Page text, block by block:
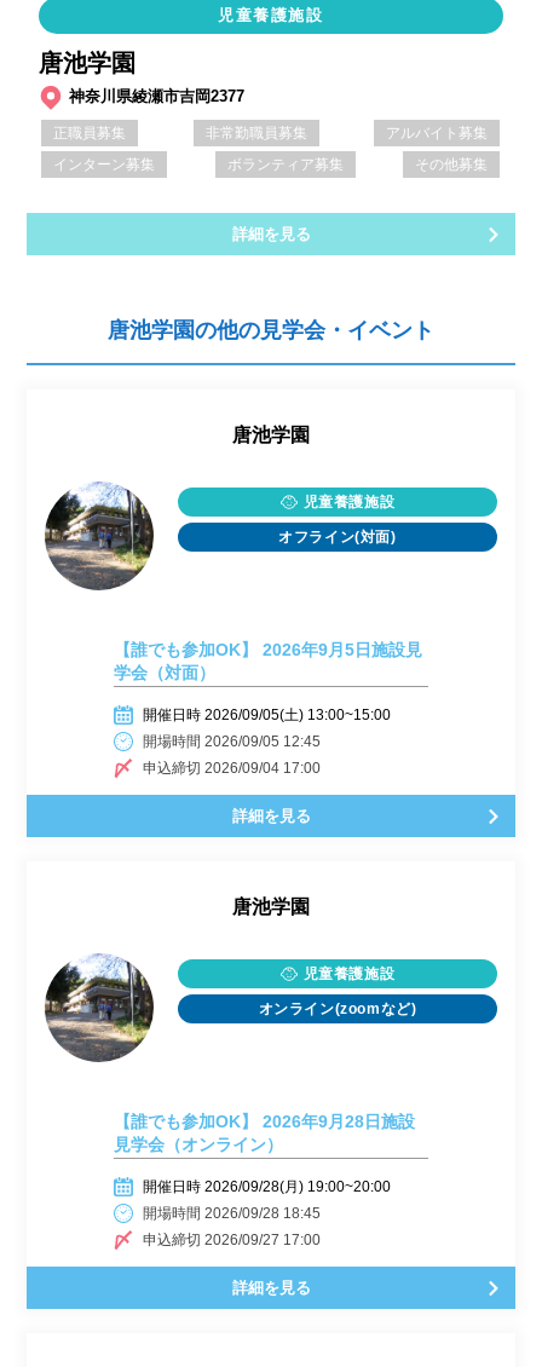
児童養護施設
唐池学園
神奈川県綾瀬市吉岡2377
正職員募集 非常勤職員募集
アルバイト募集
インターン募集
ボランティア募集 その他募集
詳細を見る
唐池学園の他の見学会・イベント
唐池学園
児童養護施設
オフライン(対面)
【誰でも参加OK】 2026年9月5日施設見
学会（対面）
開催日時 2026/09/05(土) 13:00~15:00
開場時間 2026/09/05 12:45
申込締切 2026/09/04 17:00
詳細を見る
唐池学園
児童養護施設
オンライン(zoomなど)
【誰でも参加OK】 2026年9月28日施設
見学会（オンライン）
開催日時 2026/09/28(月) 19:00~20:00
開場時間 2026/09/28 18:45
申込締切 2026/09/27 17:00
詳細を見る